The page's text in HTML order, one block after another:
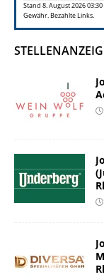
Stand 8. August 2026
Gewähr. Bezahlte Links.